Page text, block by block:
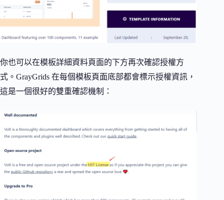
你也可以在模板詳細資料頁面的下方再次確認授權方
式。GrayGrids 在每個模板頁面底部都會標示授權資訊，
這是一個很好的雙重確認機制：